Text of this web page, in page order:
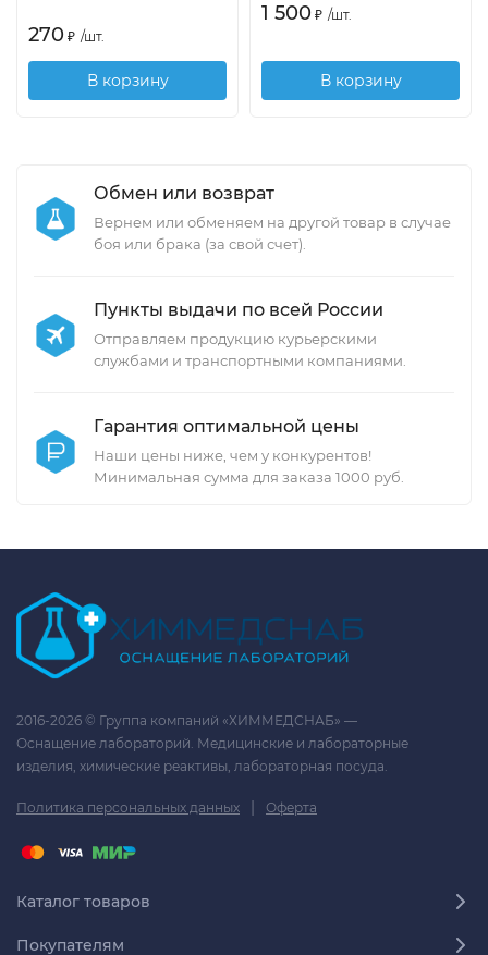
270 ₽ /шт.
В корзину
1 500 ₽ /шт.
В корзину
Обмен или возврат
Вернем или обменяем на другой товар в случае
боя или брака (за свой счет).
Пункты выдачи по всей России
Отправляем продукцию курьерскими
службами и транспортными компаниями.
Гарантия оптимальной цены
Наши цены ниже, чем у конкурентов!
Минимальная сумма для заказа 1000 руб.
2016-2026 © Группа компаний «ХИММЕДСНАБ» —
Оснащение лабораторий. Медицинские и лабораторные
изделия, химические реактивы, лабораторная посуда.
Политика персональных данных | Оферта
Каталог товаров
Покупателям